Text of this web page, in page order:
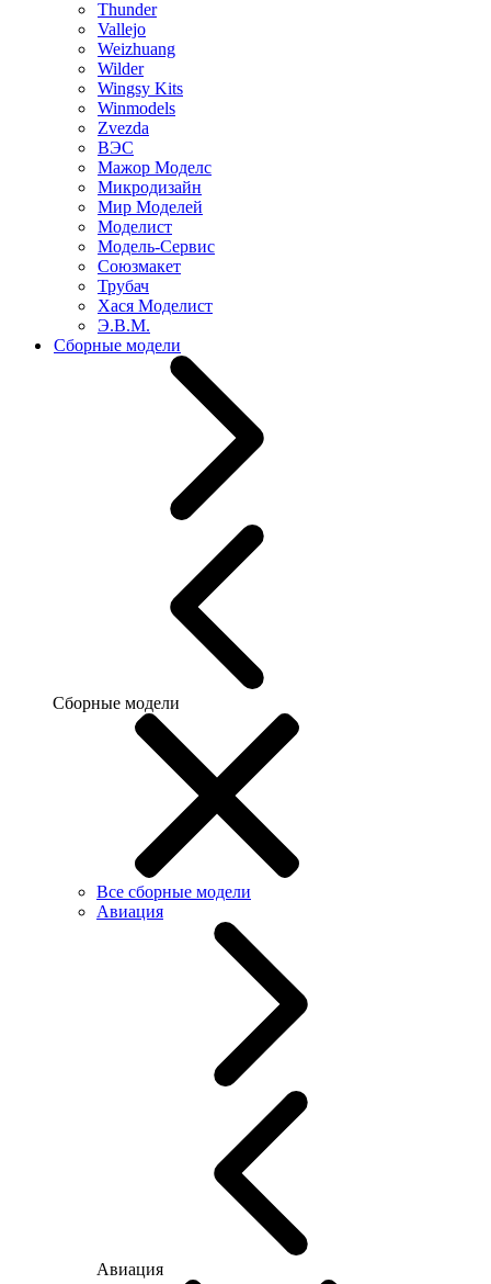
Thunder
Vallejo
Weizhuang
Wilder
Wingsy Kits
Winmodels
Zvezda
ВЭС
Мажор Моделс
Микродизайн
Мир Моделей
Моделист
Модель-Сервис
Союзмакет
Трубач
Хася Моделист
Э.В.М.
Сборные модели
Сборные модели
Все сборные модели
Авиация
Авиация